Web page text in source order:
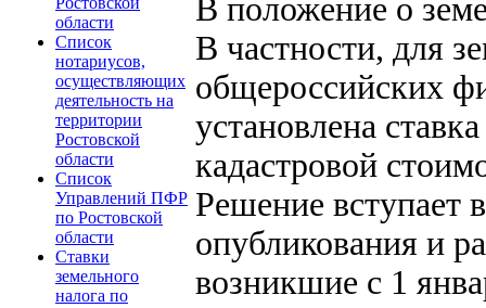
области
Список
нотариусов,
осуществляющих
деятельность на
территории
Ростовской
области
Список
Управлений ПФР
по Ростовской
области
Ставки
земельного
налога по
В положение о
В частности, для
общероссийских
установлена
кадастровой
Решение вступает
опубликования и
возникшие с 1